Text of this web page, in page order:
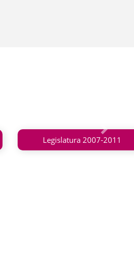
Siguiente
Legislatura 2007-2011